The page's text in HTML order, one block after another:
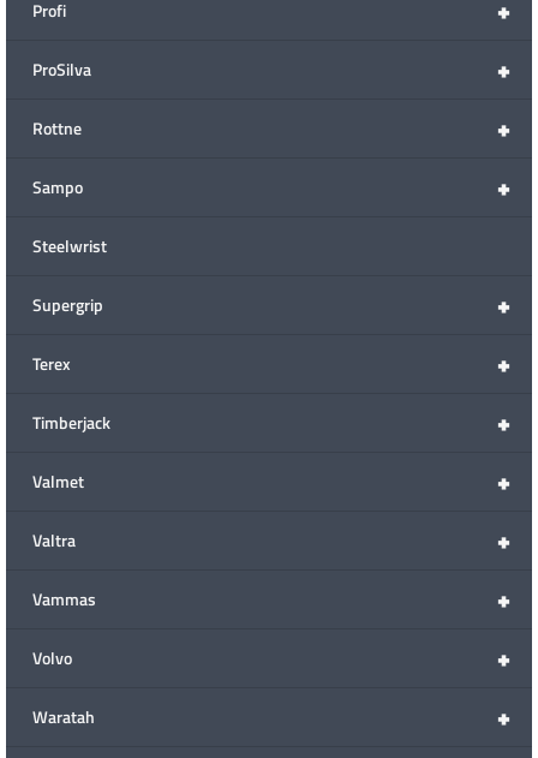
+
Profi
+
ProSilva
+
Rottne
+
Sampo
Steelwrist
+
Supergrip
+
Terex
+
Timberjack
+
Valmet
+
Valtra
+
Vammas
+
Volvo
+
Waratah